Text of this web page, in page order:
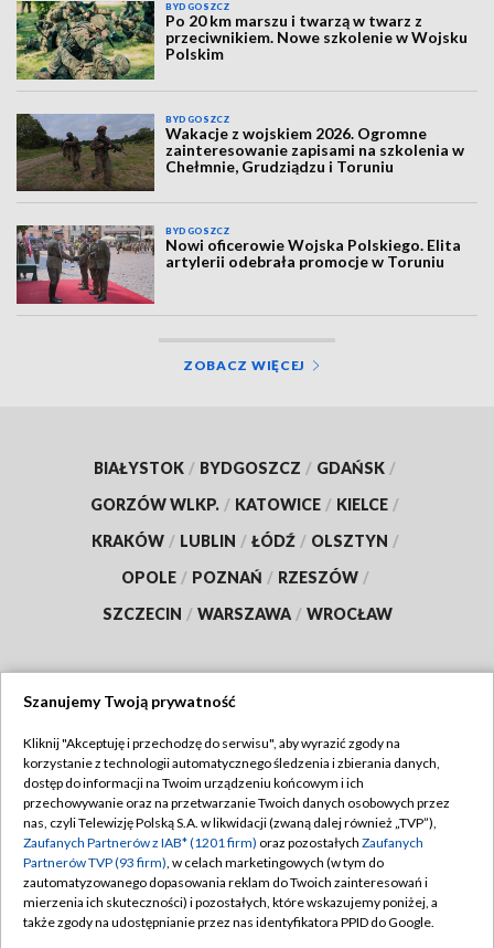
BYDGOSZCZ
Po 20 km marszu i twarzą w twarz z
przeciwnikiem. Nowe szkolenie w Wojsku
Polskim
BYDGOSZCZ
Wakacje z wojskiem 2026. Ogromne
zainteresowanie zapisami na szkolenia w
Chełmnie, Grudziądzu i Toruniu
BYDGOSZCZ
Nowi oficerowie Wojska Polskiego. Elita
artylerii odebrała promocje w Toruniu
ZOBACZ WIĘCEJ
BIAŁYSTOK / BYDGOSZCZ / GDAŃSK /
GORZÓW WLKP. / KATOWICE / KIELCE /
KRAKÓW / LUBLIN / ŁÓDŹ / OLSZTYN /
OPOLE / POZNAŃ / RZESZÓW /
SZCZECIN / WARSZAWA / WROCŁAW
TVP
Abonament TVP
Emisja w TVP
Centrum informacji TVP
Naziemna Telewizja Cyfrowa
Regulamin TVP
Polityka prywatności
Moje zgody
Pomoc
Szanujemy Twoją prywatność
Kliknij "Akceptuję i przechodzę do serwisu", aby wyrazić zgody na
korzystanie z technologii automatycznego śledzenia i zbierania danych,
dostęp do informacji na Twoim urządzeniu końcowym i ich
przechowywanie oraz na przetwarzanie Twoich danych osobowych przez
nas, czyli Telewizję Polską S.A. w likwidacji (zwaną dalej również „TVP”),
Zaufanych Partnerów z IAB* (1201 firm) oraz pozostałych Zaufanych
Partnerów TVP (93 firm), w celach marketingowych (w tym do
zautomatyzowanego dopasowania reklam do Twoich zainteresowań i
mierzenia ich skuteczności) i pozostałych, które wskazujemy poniżej, a
także zgody na udostępnianie przez nas identyfikatora PPID do Google.